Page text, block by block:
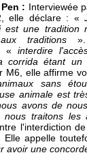
: Interviewée
elle déclare : «
est une tradition
traditions ».
« interdire
corrida étant un
M6, elle affirme
sans
animale est
avons de
traitons les
l'interdiction
appelle
avoir une